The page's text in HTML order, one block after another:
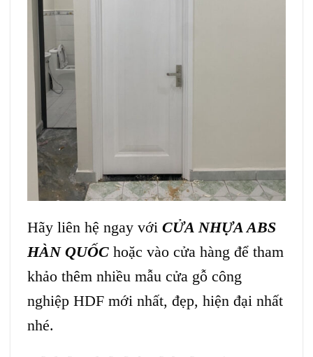
Hãy liên hệ ngay với CỬA NHỰA ABS
HÀN QUỐC hoặc vào cửa hàng để tham
khảo thêm nhiều mẫu cửa gỗ công
nghiệp HDF mới nhất, đẹp, hiện đại nhất
nhé.